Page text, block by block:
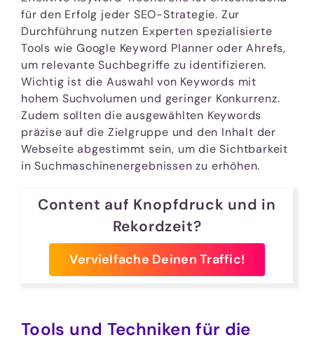
für den Erfolg jeder SEO-Strategie. Zur
Durchführung nutzen Experten spezialisierte
Tools wie Google Keyword Planner oder Ahrefs,
um relevante Suchbegriffe zu identifizieren.
Wichtig ist die Auswahl von Keywords mit
hohem Suchvolumen und geringer Konkurrenz.
Zudem sollten die ausgewählten Keywords
präzise auf die Zielgruppe und den Inhalt der
Webseite abgestimmt sein, um die Sichtbarkeit
in Suchmaschinenergebnissen zu erhöhen.
Content auf Knopfdruck und in
Rekordzeit?
Vervielfache Deinen Traffic!
Tools und Techniken für die